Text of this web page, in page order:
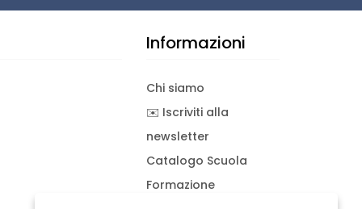
Informazioni
Chi siamo
✉️ Iscriviti alla
newsletter
Catalogo Scuola
Formazione